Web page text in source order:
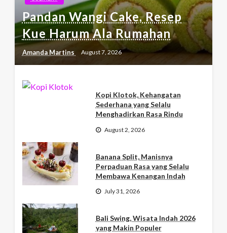
Pandan Wangi Cake, Resep
Kue Harum Ala Rumahan
Amanda Martins August 7, 2026
Kopi Klotok, Kehangatan
Sederhana yang Selalu
Menghadirkan Rasa Rindu
August 2, 2026
Banana Split, Manisnya
Perpaduan Rasa yang Selalu
Membawa Kenangan Indah
July 31, 2026
Bali Swing, Wisata Indah 2026
yang Makin Populer